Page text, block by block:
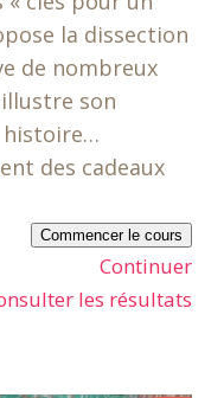
la dissection
de nombreux
son
histoire…
des cadeaux
Commencer le cours
Continuer
les résultats